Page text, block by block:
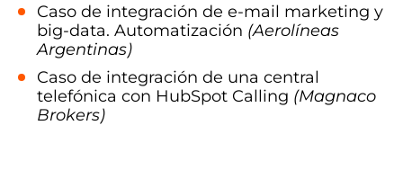
Caso de integración de e-mail marketing y
big-data. Automatización (Aerolíneas
Argentinas)
Caso de integración de una central
telefónica con HubSpot Calling (Magnaco
Brokers)